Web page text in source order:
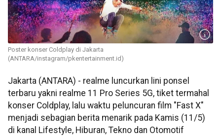
Poster konser Coldplay di Jakarta
(ANTARA/instagram/pkentertainment.id)
Jakarta (ANTARA) - realme luncurkan lini ponsel
terbaru yakni realme 11 Pro Series 5G, tiket termahal
konser Coldplay, lalu waktu peluncuran film "Fast X"
menjadi sebagian berita menarik pada Kamis (11/5)
di kanal Lifestyle, Hiburan, Tekno dan Otomotif